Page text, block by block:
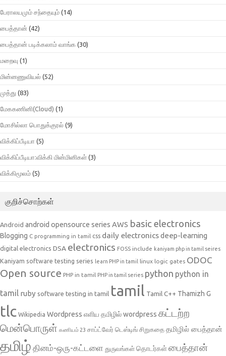
பேராலயமும் சந்தையும் (14)
பைத்தான் (42)
பைத்தான் படிக்கலாம் வாங்க (30)
மறைவு (1)
மின்னணுவியல் (52)
முத்து (83)
மேககணினி(Cloud) (1)
மோசில்லா பொதுக்குரல் (9)
விக்கிப்பீடியா (5)
விக்கிப்பீடியா:விக்கி மின்மினிகள் (3)
விக்கிமூலம் (5)
குறிச்சொற்கள்
Android android opensource series AWS basic electronics
Blogging C programming in tamil css daily electronicsdeep-learning
digital electronics DSA electronics FOSS include kaniyam php in tamil seires
Kaniyam software testing series learn PHP in tamil linux logic gates ODOC
Open source PHP in tamil PHP in tamil series python python in
tamil ruby software testing in tamil tamil Tamil C++ Thamizh G
tlc Wikipedia Wordpress எளிய தமிழில் wordpress கட்டற்ற
மென்பொருள் கணியம் 23 சாப்ட்வேர் டெஸ்டிங் சிறுகதை தமிழில் பைத்தான்
தமிழ் தினம்-ஒரு-கட்டளை துருவங்கள் தொடர்கள்பைத்தான்